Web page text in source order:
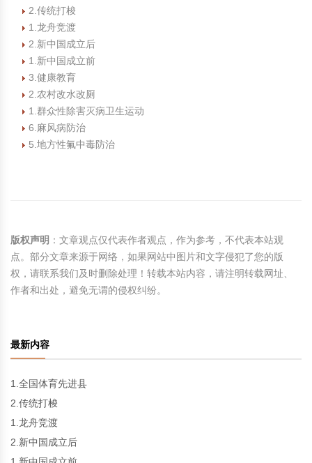
2.传统打梭
1.龙舟竞渡
2.新中国成立后
1.新中国成立前
3.健康教育
2.农村改水改厕
1.群众性除害灭病卫生运动
6.麻风病防治
5.地方性氟中毒防治
版权声明 ：文章观点仅代表作者观点，作为参考，不代表本站观
点。部分文章来源于网络，如果网站中图片和文字侵犯了您的版
权，请联系我们及时删除处理！转载本站内容，请注明转载网址、
作者和出处，避免无谓的侵权纠纷。
最新内容
1.全国体育先进县
2.传统打梭
1.龙舟竞渡
2.新中国成立后